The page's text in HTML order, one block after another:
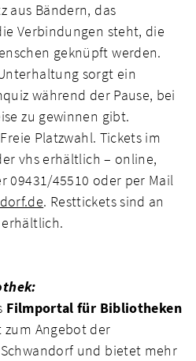
aus Bändern, das
Verbindungen steht, die
geknüpft werden.
sorgt ein
während der Pause, bei
zu gewinnen gibt.
Platzwahl. Tickets im
vhs erhältlich – online,
09431/45510 oder per Mail
. Resttickets sind an
erhältlich.
Filmportal für Bibliotheken
Angebot der
und bietet mehr